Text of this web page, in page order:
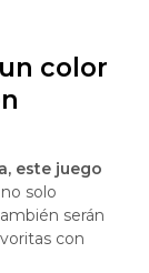
color
este juego
solo
serán
con